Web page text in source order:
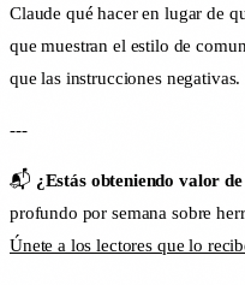
Claude qué hacer en lugar de
que muestran el estilo de
que las instrucciones negativas.
---
📬 ¿Estás obteniendo valor de
profundo por semana sobre
Únete a los lectores que lo